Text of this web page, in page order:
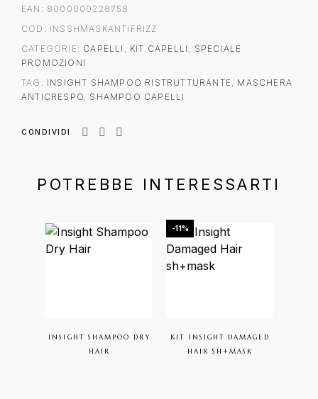
EAN: 8000000228758
COD: INSSHMASKANTIFRIZZ
CATEGORIE: CAPELLI , KIT CAPELLI , SPECIALE
PROMOZIONI
TAG: INSIGHT SHAMPOO RISTRUTTURANTE, MASCHERA
ANTICRESPO, SHAMPOO CAPELLI
CONDIVIDI
POTREBBE INTERESSARTI
Questo prodotto ha più varianti. Le opzioni
INSIGHT SHAMPOO DRY
HAIR
-11%
KIT INSIGHT DAMAGED
HAIR SH+MASK